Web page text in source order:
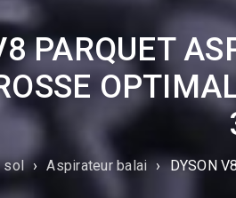
PARQUET
sol › Aspirateur balai › DYSON